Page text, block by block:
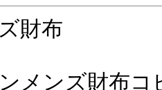
財布
メンズ財布コ